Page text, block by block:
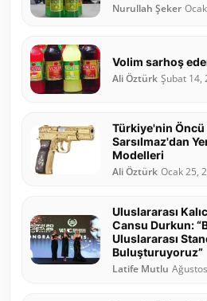
Nurullah Şeker
Volim sarhoş
Ali Öztürk Şubat 14,
Türkiye'nin
Sarsılmaz'dan
Modelleri
Ali Öztürk Ocak 25,
Uluslararası
Cansu Durkun:
Uluslararası
Buluşturuyoruz”
Latife Mutlu